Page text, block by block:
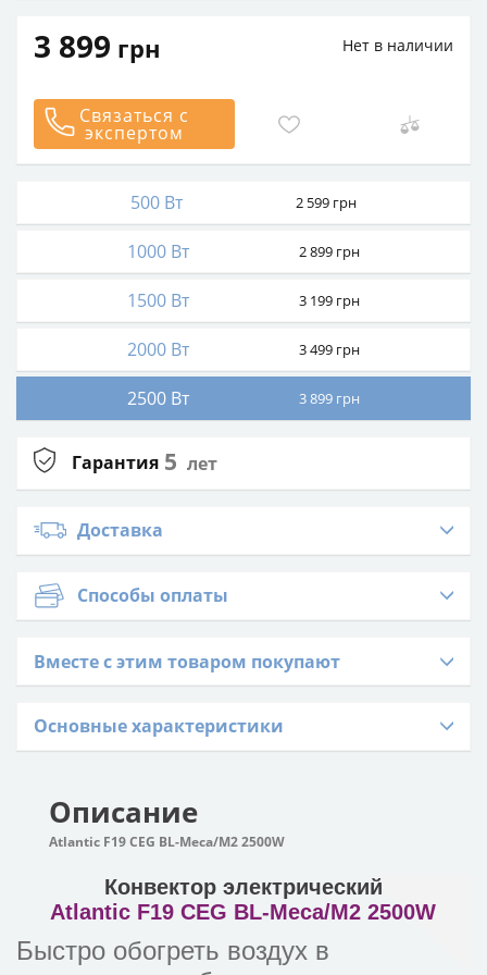
Основные характеристики
Нет в наличии
3 899 грн
Связаться с
экспертом
500 Вт 2 599 грн
1000 Вт 2 899 грн
1500 Вт 3 199 грн
2000 Вт 3 499 грн
2500 Вт 3 899 грн
Гарантия 5 лет
Доставка
Способы оплаты
Вместе с этим товаром покупают
Описание
Atlantic F19 CEG BL-Meca/M2 2500W
Конвектор электрический
Atlantic F19 CEG BL-Meca/M2 2500W
Быстро обогреть воздух в